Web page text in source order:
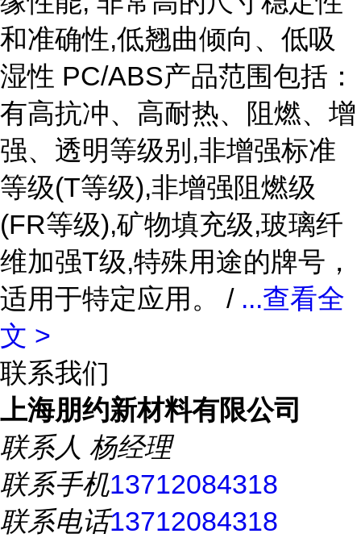
和准确性,低翘曲倾向、低吸
湿性 PC/ABS产品范围包括：
有高抗冲、高耐热、阻燃、增
强、透明等级别,非增强标准
等级(T等级),非增强阻燃级
(FR等级),矿物填充级,玻璃纤
维加强T级,特殊用途的牌号，
适用于特定应用。 / ...查看全
文 >
联系我们
上海朋约新材料有限公司
联系人 杨经理
联系手机13712084318
联系电话13712084318